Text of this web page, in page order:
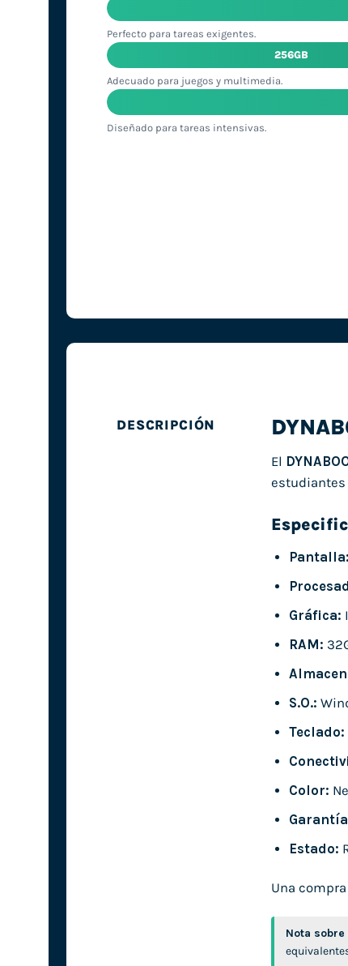
Perfecto para tareas exigentes.
256GB
Adecuado para juegos y multimedia.
Diseñado para tareas intensivas.
DESCRIPCIÓN
El
estudiantes
Pantalla:
Gráfica:
RAM:
S.O.:
Teclado:
Color:
Estado:
Una
Nota